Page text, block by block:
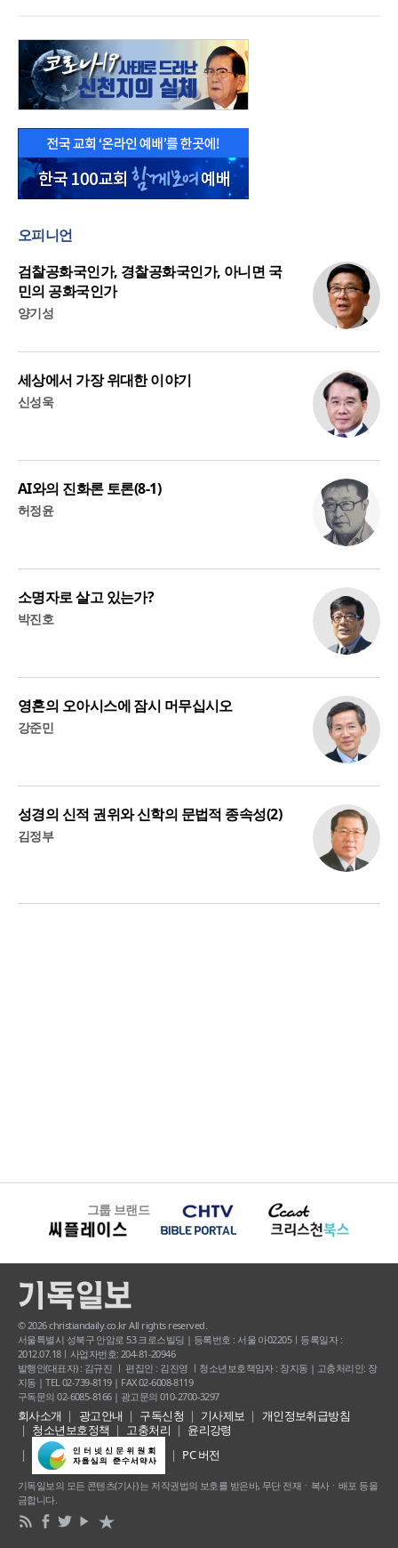
오피니언
검찰공화국인가, 경찰공화국인가, 아니면 국
민의 공화국인가
양기성
세상에서 가장 위대한 이야기
신성욱
AI와의 진화론 토론(8-1)
허정윤
소명자로 살고 있는가?
박진호
영혼의 오아시스에 잠시 머무십시오
강준민
성경의 신적 권위와 신학의 문법적 종속성(2)
김정부
그룹 브랜드
© 2026 christiandaily.co.kr All rights reserved.
서울특별시 성북구 안암로 53 크로스빌딩 | 등록번호 : 서울 아02205ㅣ등록일자 :
2012.07.18ㅣ사업자번호: 204-81-20946
발행인(대표자) : 김규진 ㅣ 편집인 : 김진영 ㅣ청소년보호책임자 : 장지동 | 고충처리인: 장
지동 | TEL 02-739-8119 | FAX 02-6008-8119
구독문의 02-6085-8166 | 광고문의 010-2700-3297
회사소개 광고안내 구독신청 기사제보
개인정보취급방침
청소년보호정책
고충처리
윤리강령
PC 버전
기독일보의 모든 콘텐츠(기사) 는 저작권법의 보호를 받은바, 무단 전재ㆍ복사ㆍ배포 등을
금합니다.